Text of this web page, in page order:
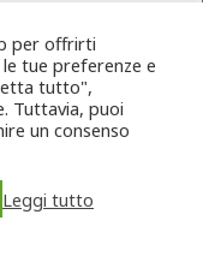
per offrirti
tue preferenze e
tutto",
Tuttavia, puoi
un consenso
Leggi tutto